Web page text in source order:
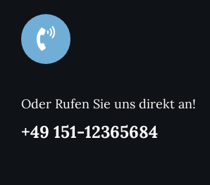
Oder Rufen Sie uns direkt an!
+49 151-12365684